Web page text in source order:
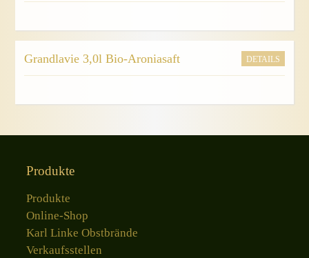
Grandlavie 3,0l Bio-Aroniasaft DETAILS
Produkte
Produkte
Online-Shop
Karl Linke Obstbrände
Verkaufsstellen